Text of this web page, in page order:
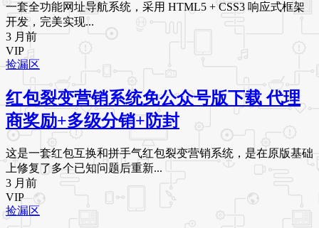
一套全功能网址导航系统，采用 HTML5 + CSS3 响应式框架
开发，完美实现...
3 月前
VIP
捡漏区
红包裂变营销系统免公众号版下载 代理
商奖励+多级分销+防封
这是一套红包互换和拼手气红包裂变营销系统，是在原版基础
上修复了多个已知问题后重新...
3 月前
VIP
捡漏区